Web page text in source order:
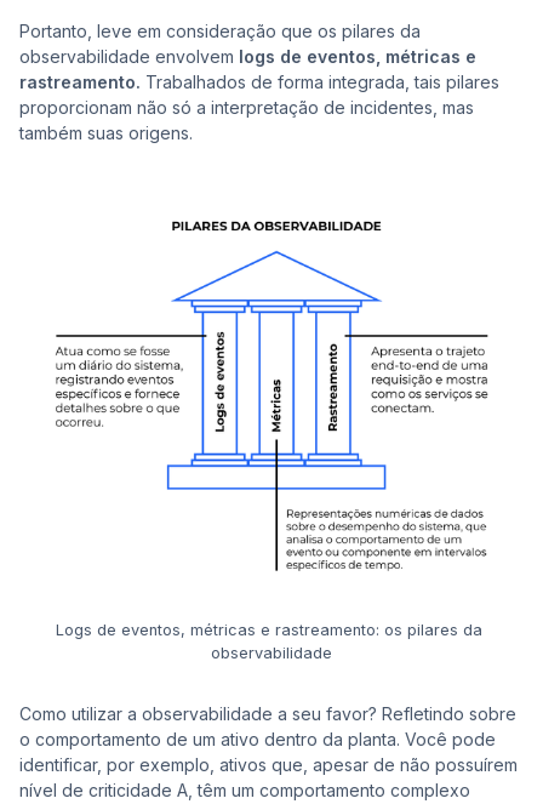
Portanto, leve em consideração que os pilares da
observabilidade envolvem logs de eventos, métricas e
rastreamento. Trabalhados de forma integrada, tais pilares
proporcionam não só a interpretação de incidentes, mas
também suas origens.
Logs de eventos, métricas e rastreamento: os pilares da
observabilidade
Como utilizar a observabilidade a seu favor? Refletindo sobre
o comportamento de um ativo dentro da planta. Você pode
identificar, por exemplo, ativos que, apesar de não possuírem
nível de criticidade A, têm um comportamento complexo